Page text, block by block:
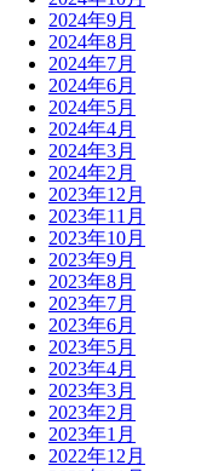
2024年9月
2024年8月
2024年7月
2024年6月
2024年5月
2024年4月
2024年3月
2024年2月
2023年12月
2023年11月
2023年10月
2023年9月
2023年8月
2023年7月
2023年6月
2023年5月
2023年4月
2023年3月
2023年2月
2023年1月
2022年12月